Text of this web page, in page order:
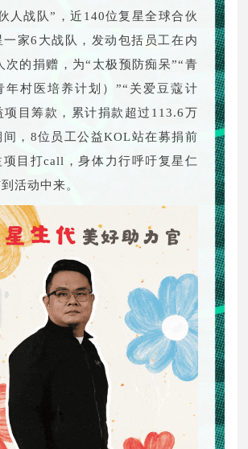
人战队”，近140位复星全球合伙
一家6大战队，发动包括员工在内
次的捐赠，为“太极预防痴呆”“青
年村医培养计划）”“关爱豆蔻计
项目筹款，累计捐款超过113.6万
间，8位员工公益KOL站在募捐前
项目打call，身体力行呼吁复星仁
活动中来。